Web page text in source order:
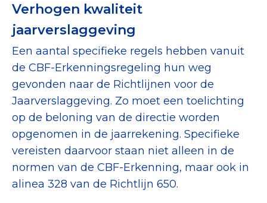
Verhogen kwaliteit
jaarverslaggeving
Een aantal specifieke regels hebben vanuit
de CBF-Erkenningsregeling hun weg
gevonden naar de Richtlijnen voor de
Jaarverslaggeving. Zo moet een toelichting
op de beloning van de directie worden
opgenomen in de jaarrekening. Specifieke
vereisten daarvoor staan niet alleen in de
normen van de CBF-Erkenning, maar ook in
alinea 328 van de Richtlijn 650.